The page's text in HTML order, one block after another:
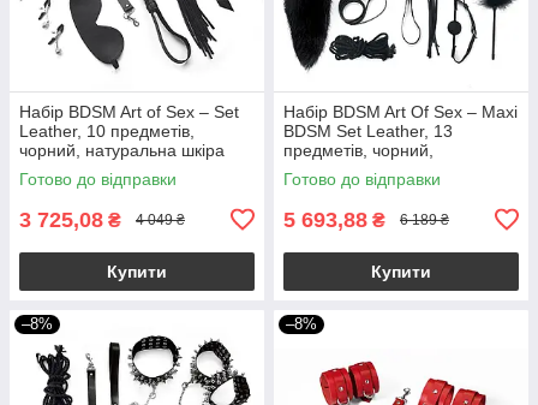
Набір BDSM Art of Sex – Set
Leather, 10 предметів,
чорний, натуральна шкіра
Готово до відправки
3 725,08 ₴ 4 049 ₴
Купити
Набір BDSM Art Of Sex – Maxi
BDSM Set Leather, 13
предметів, чорний,
натуральна шкіра
Готово до відправки
5 693,88 ₴ 6 189 ₴
Купити
–8% –8%